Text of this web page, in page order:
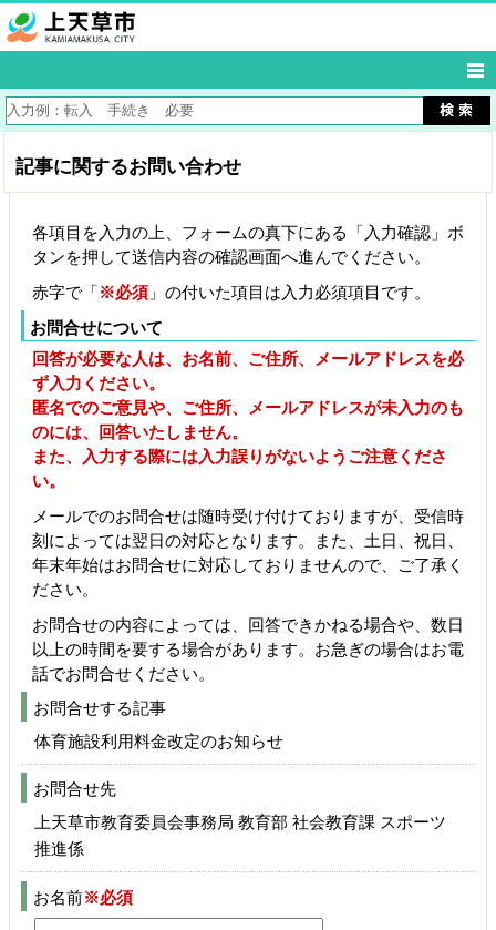
記事に関するお問い合わせ
各項目を入力の上、フォームの真下にある「入力確認」ボ
タンを押して送信内容の確認画面へ進んでください。
赤字で「※必須 」の付いた項目は入力必須項目です。
お問合せについて
回答が必要な人は、お名前、ご住所、メールアドレスを必
ず入力ください。
匿名でのご意見や、ご住所、メールアドレスが未入力のも
のには、回答いたしません。
また、入力する際には入力誤りがないようご注意くださ
い。
メールでのお問合せは随時受け付けておりますが、受信時
刻によっては翌日の対応となります。また、土日、祝日、
年末年始はお問合せに対応しておりませんので、ご了承く
ださい。
お問合せの内容によっては、回答できかねる場合や、数日
以上の時間を要する場合があります。お急ぎの場合はお電
話でお問合せください。
お問合せする記事
体育施設利用料金改定のお知らせ
お問合せ先
上天草市教育委員会事務局 教育部 社会教育課 スポーツ
推進係
お名前※必須